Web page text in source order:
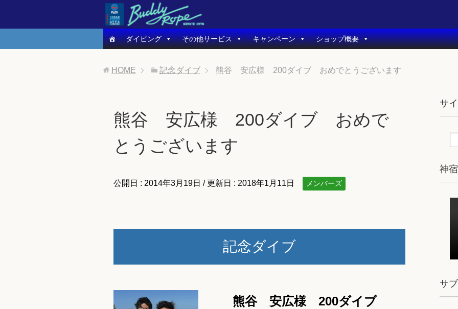
ダイビング その他サービス キャンペーン ショップ概要
HOME 記念ダイブ 熊谷 安広様 200ダイブ おめでとうございます
熊谷 安広様 200ダイブ おめで
とうございます
公開日 : 2014年3月19日 / 更新日 : 2018年1月11日 メンバーズ
記念ダイブ
熊谷 安広様 200ダイブ
サ
神
サ